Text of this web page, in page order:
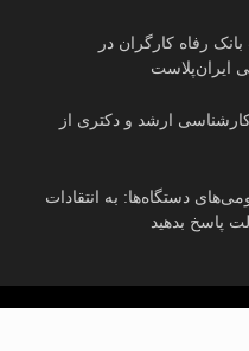
رفاه کارگران در
ایران‌پلاست
ارشد و دکتری از
دستگاه‌ها: به انتقادات
پاسخ بدهید